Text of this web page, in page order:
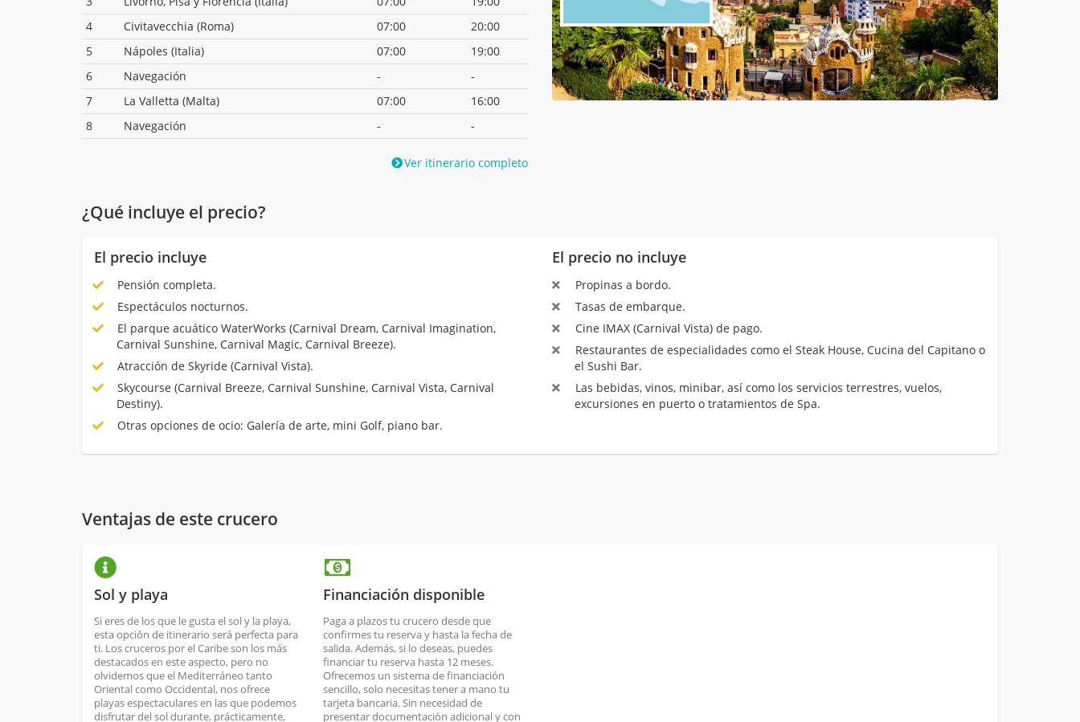
4
Civitavecchia (Roma) 07:00
20:00
5
Nápoles (Italia) 07:00
19:00
6
Navegación -
-
7
La Valletta (Malta) 07:00
16:00
8
Navegación - -
Ver itinerario completo
¿Qué incluye el precio?
El precio incluye
Pensión completa.
Espectáculos nocturnos.
El parque acuático WaterWorks (Carnival Dream, Carnival Imagination,
Carnival Sunshine, Carnival Magic, Carnival Breeze).
Atracción de Skyride (Carnival Vista).
Skycourse (Carnival Breeze, Carnival Sunshine, Carnival Vista, Carnival
Destiny).
Otras opciones de ocio: Galería de arte, mini Golf, piano bar.
El precio no incluye
Propinas a bordo.
Tasas de embarque.
Cine IMAX (Carnival Vista) de pago.
Restaurantes de especialidades como el Steak House, Cucina del Capitano o
el Sushi Bar.
Las bebidas, vinos, minibar, así como los servicios terrestres, vuelos,
excursiones en puerto o tratamientos de Spa.
Ventajas de este crucero
Sol y playa
Si eres de los que le gusta el sol y la playa,
esta opción de itinerario será perfecta para
ti. Los cruceros por el Caribe son los más
destacados en este aspecto, pero no
olvidemos que el Mediterráneo tanto
Oriental como Occidental, nos ofrece
playas espectaculares en las que podemos
disfrutar del sol durante, prácticamente,
Financiación disponible
Paga a plazos tu crucero desde que
confirmes tu reserva y hasta la fecha de
salida. Además, si lo deseas, puedes
financiar tu reserva hasta 12 meses.
Ofrecemos un sistema de financiación
sencillo, solo necesitas tener a mano tu
tarjeta bancaria. Sin necesidad de
presentar documentación adicional y con